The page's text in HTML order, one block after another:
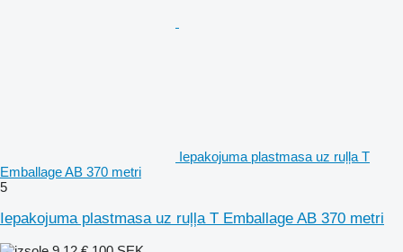
Iepakojuma plastmasa uz ruļļa T
Emballage AB 370 metri
5
Iepakojuma plastmasa uz ruļļa T Emballage AB 370 metri